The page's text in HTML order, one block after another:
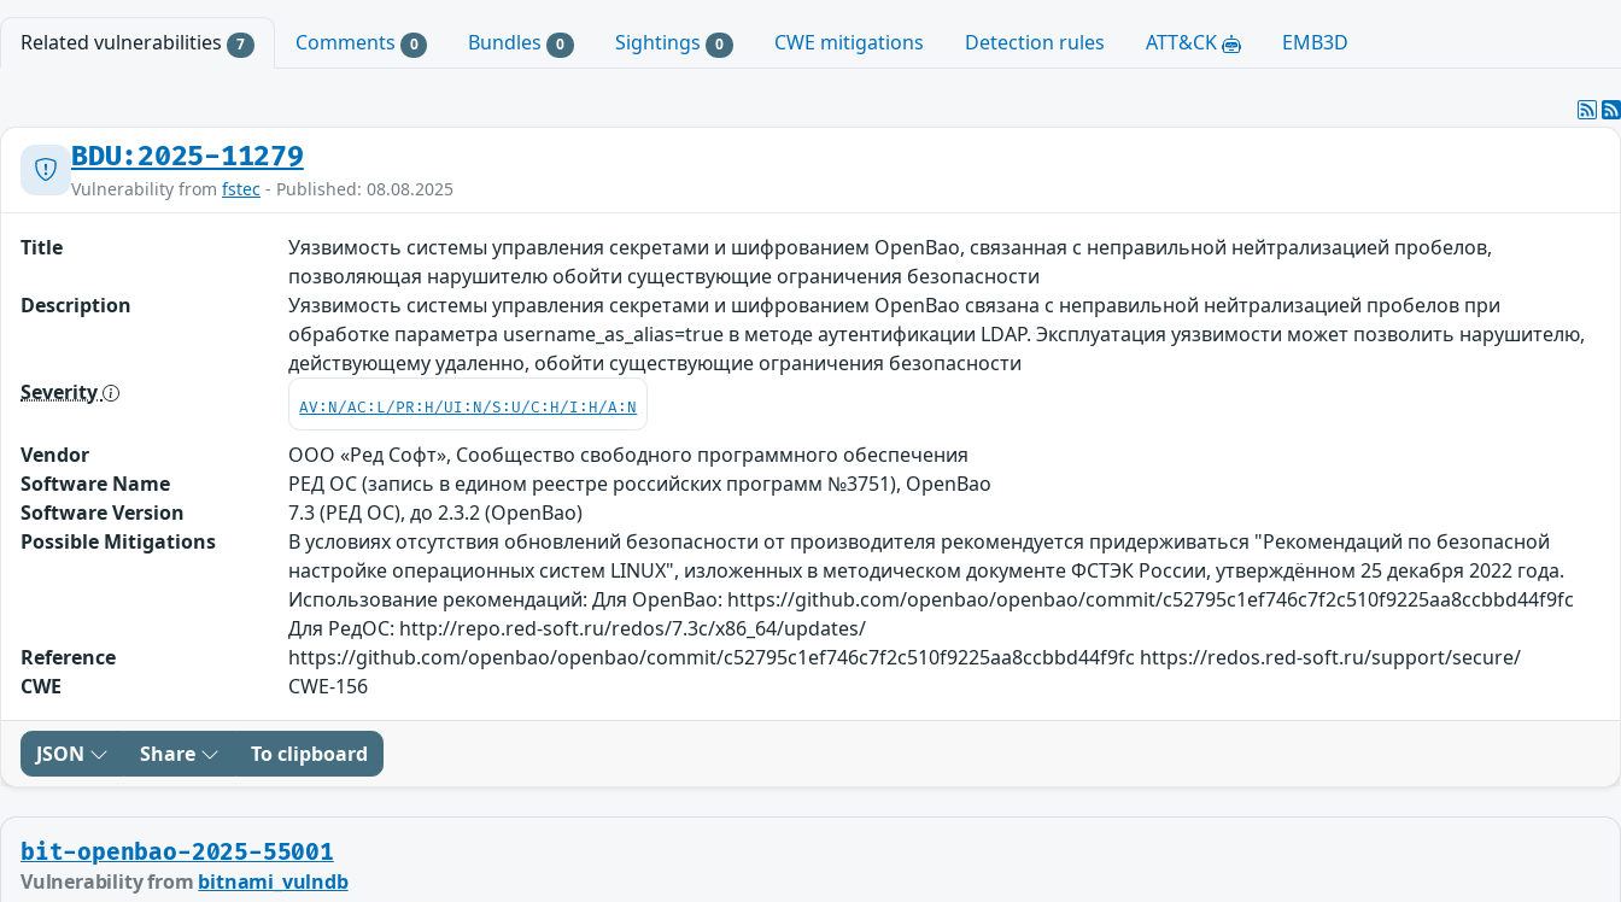
Related vulnerabilities 7 Comments 0 Bundles 0 Sightings 0 CWE mitigations Detection rules ATT&CK EMB3D
BDU:2025-11279
Vulnerability from fstec - Published: 08.08.2025
Title
Уязвимость системы управления секретами и шифрованием OpenBao, связанная с неправильной нейтрализацией пробелов,
позволяющая нарушителю обойти существующие ограничения безопасности
Description
Уязвимость системы управления секретами и шифрованием OpenBao связана с неправильной нейтрализацией пробелов при
обработке параметра username_as_alias=true в методе аутентификации LDAP. Эксплуатация уязвимости может позволить нарушителю,
действующему удаленно, обойти существующие ограничения безопасности
Severity
AV:N/AC:L/PR:H/UI:N/S:U/C:H/I:H/A:N
Vendor
ООО «Ред Софт», Сообщество свободного программного обеспечения
Software Name
РЕД ОС (запись в едином реестре российских программ №3751), OpenBao
Software Version
7.3 (РЕД ОС), до 2.3.2 (OpenBao)
Possible Mitigations
В условиях отсутствия обновлений безопасности от производителя рекомендуется придерживаться "Рекомендаций по безопасной
настройке операционных систем LINUX", изложенных в методическом документе ФСТЭК России, утверждённом 25 декабря 2022 года.
Использование рекомендаций: Для OpenBao: https://github.com/openbao/openbao/commit/c52795c1ef746c7f2c510f9225aa8ccbbd44f9fc
Для РедОС: http://repo.red-soft.ru/redos/7.3c/x86_64/updates/
Reference
https://github.com/openbao/openbao/commit/c52795c1ef746c7f2c510f9225aa8ccbbd44f9fc https://redos.red-soft.ru/support/secure/
CWE
CWE-156
JSON Share To clipboard
bit-openbao-2025-55001
Vulnerability from bitnami_vulndb